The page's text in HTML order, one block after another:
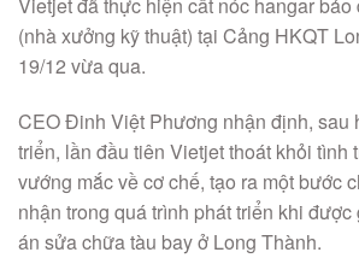
Vietjet đã thực hiện cất nóc hangar
(nhà xưởng kỹ thuật) tại Cảng HKQT
19/12 vừa qua.
CEO Đinh Việt Phương nhận định, sau
triển, lần đầu tiên Vietjet thoát khỏi tình
vướng mắc về cơ chế, tạo ra một bước
nhận trong quá trình phát triển khi
án sửa chữa tàu bay ở Long Thành.